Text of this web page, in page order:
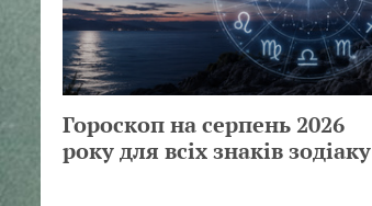
Гороскоп на серпень 2026
року для всіх знаків зодіаку